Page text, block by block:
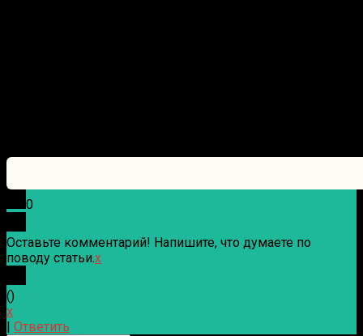
0
Оставьте комментарий! Напишите, что думаете по
поводу статьи.x
()
x
Ответить